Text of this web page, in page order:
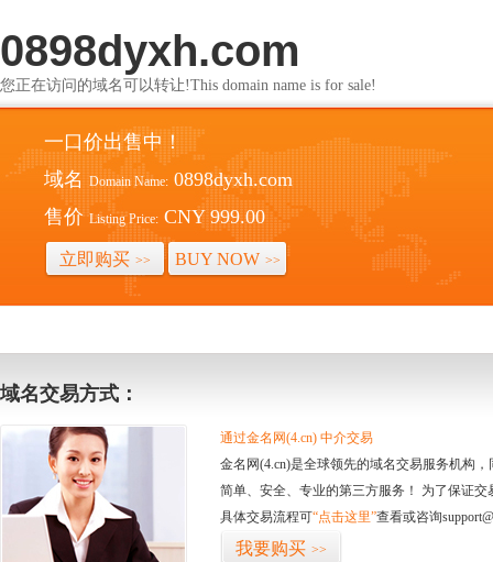
0898dyxh.com
您正在访问的域名可以转让!This domain name is for sale!
一口价出售中！
域名 Domain Name: 0898dyxh.com
售价 Listing Price: CNY 999.00
立即购买 >> BUY NOW >>
域名交易方式：
通过金名网(4.cn) 中介交易
金名网(4.cn)是全球领先的域名交易服务机构
简单、安全、专业的第三方服务！ 为了保证
具体交易流程可“点击这里”查看或咨询
我要购买 >>